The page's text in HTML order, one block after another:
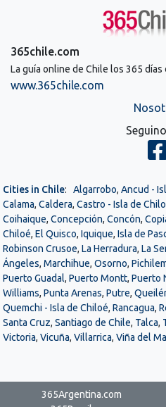
365chile.com
La guía online de Chile los 365 días
www.365chile.com
Cities in Chile: Algarrobo, Ancud -
Calama, Caldera, Castro - Isla de
Coihaique, Concepción, Concón,
Chiloé, El Quisco, Iquique, Isla de
Robinson Crusoe, La Herradura, La
Ángeles, Marchihue, Osorno,
Puerto Guadal, Puerto Montt, Puerto
Williams, Punta Arenas, Putre,
Quemchi - Isla de Chiloé, Rancagua,
Santa Cruz, Santiago de Chile, Talca,
Victoria, Vicuña, Villarrica, Viña del
365Argentina.com